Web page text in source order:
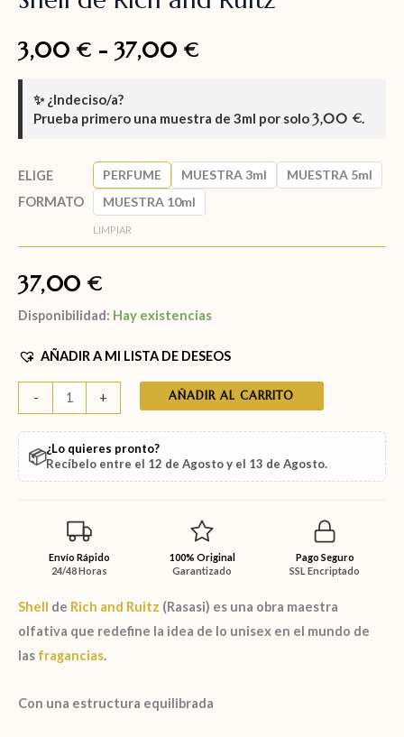
3,00 € - 37,00 €
✨¿Indeciso/a?
Prueba primero una muestra de 3ml por solo3,00 €.
ELIGE
FORMATO
PERFUME MUESTRA 3ml
MUESTRA 5ml
MUESTRA 10ml
LIMPIAR
37,00 €
Disponibilidad: Hay existencias
AÑADIR A MI LISTA DE DESEOS
- + AÑADIR AL CARRITO
📦¿Lo quieres pronto?
Recíbelo entre el 12 de Agostoy el 13 de Agosto.
Envío Rápido
24/48 Horas
100% Original
Garantizado
Pago Seguro
SSL Encriptado
Shell de Rich and Ruitz (Rasasi) es una obra maestra
olfativa que redefine la idea de lo unisex en el mundo de
las fragancias.
Con una estructura equilibrada